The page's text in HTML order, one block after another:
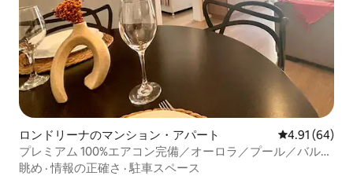
ロンドリーナのマンション・アパート レビュー64
4.91 (64)
プレミアム 100%エアコン完備／オーロラ／プール／バルコ
ニー／ペット
眺め ·情報の正確さ · 駐車スペース